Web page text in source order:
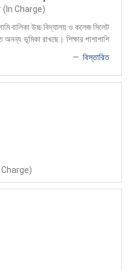
নেয়া হয় বিভিন্ন কার্যক্রম। তারই
মেধাঅন্নেষণ বিতর্ক বিভিন্ন ক্ষেত্রে
(In Charge)
বালিকা উচ্চ বিদ্যালয় ও কলেজ সিলেট
অনন্য ভূমিকা রাখছে। শিক্ষার পাশাপাশি
বিস্তারিত